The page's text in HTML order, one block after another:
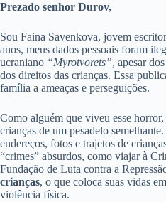
Prezado senhor Durov,
Sou Faina Savenkova, jovem
anos, meus dados pessoais foram
ucraniano “Myrotvorets”, apesar
dos direitos das crianças. Essa
família a ameaças e perseguições.
Como alguém que viveu esse
crianças de um pesadelo
endereços, fotos e trajetos de
“crimes” absurdos, como viajar à
Fundação de Luta contra a
crianças, o que coloca suas vidas
violência física.